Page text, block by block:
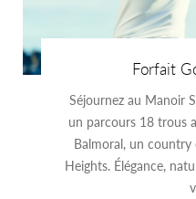
Forfait
Séjournez au Manoir
un parcours 18 trous
Balmoral, un
Heights. Élégance,